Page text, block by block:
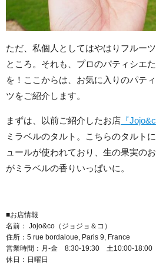
ただ、私個人としてはやはりフルー
ところ。それも、プロのパティシエ
を！ここからは、お気に入りのパテ
ツをご紹介します。
まずは、以前ご紹介したお店 『
ミラベルのタルト。こちらのタルト
ュールが使われており、生の果実の
がミラベルの香りいっぱいに。
■お店情報
名前： Jojo&co（ジョジョ＆コ）
住所：5 rue bordaloue, Paris 9, France
営業時間：月-金 8:30-19:30 土10:00-18:00
休日：日曜日